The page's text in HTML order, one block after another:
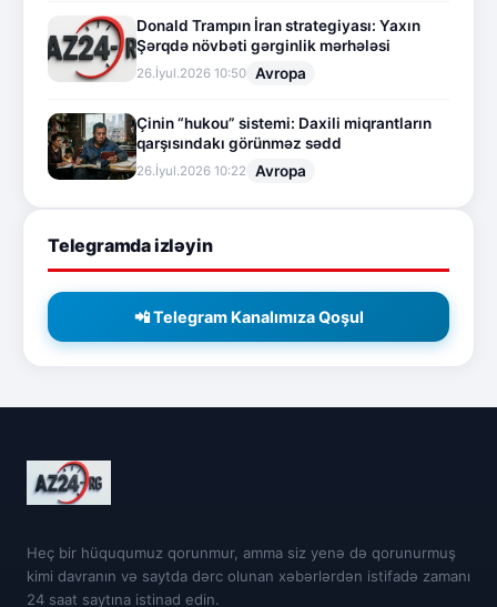
Donald Trampın İran strategiyası: Yaxın
Şərqdə növbəti gərginlik mərhələsi
26.İyul.2026 10:50 Avropa
Çinin “hukou” sistemi: Daxili miqrantların
qarşısındakı görünməz sədd
26.İyul.2026 10:22 Avropa
Telegramda izləyin
📲 Telegram Kanalımıza Qoşul
Heç bir hüququmuz qorunmur, amma siz yenə də qorunurmuş
kimi davranın və saytda dərc olunan xəbərlərdən istifadə zamanı
24 saat saytına istinad edin.